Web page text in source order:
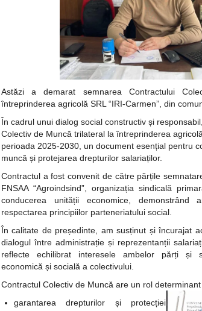
Astăzi a demarat semnarea Contractului
întreprinderea agricolă SRL “IRI-Carmen”, din
În cadrul unui dialog social constructiv și
Colectiv de Muncă trilateral la întreprinderea
perioada 2025-2030, un document esențial pentru
muncă și protejarea drepturilor salariaților.
Contractul a fost convenit de către părțile
FNSAA “Agroindsind”, organizația sindicală
conducerea unității economice, demonstrând
respectarea principiilor parteneriatului social.
În calitate de președinte, am susținut și încurajat
dialogul între administrație și reprezentanții
reflecte echilibrat interesele ambelor părți și
economică și socială a colectivului.
Contractul Colectiv de Muncă are un rol
garantarea drepturilor și protecției